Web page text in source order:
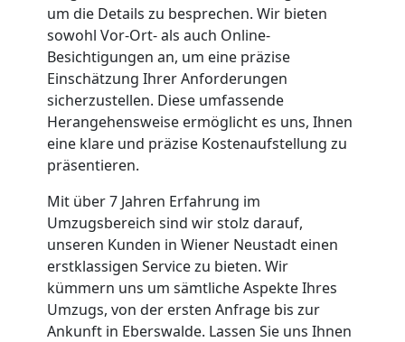
um die Details zu besprechen. Wir bieten
sowohl Vor-Ort- als auch Online-
Besichtigungen an, um eine präzise
Einschätzung Ihrer Anforderungen
sicherzustellen. Diese umfassende
Herangehensweise ermöglicht es uns, Ihnen
eine klare und präzise Kostenaufstellung zu
präsentieren.
Mit über 7 Jahren Erfahrung im
Umzugsbereich sind wir stolz darauf,
unseren Kunden in Wiener Neustadt einen
erstklassigen Service zu bieten. Wir
kümmern uns um sämtliche Aspekte Ihres
Umzugs, von der ersten Anfrage bis zur
Ankunft in Eberswalde. Lassen Sie uns Ihnen
Full-
Service-
Umzug
Wiener
Neustadt
Qualitäts-